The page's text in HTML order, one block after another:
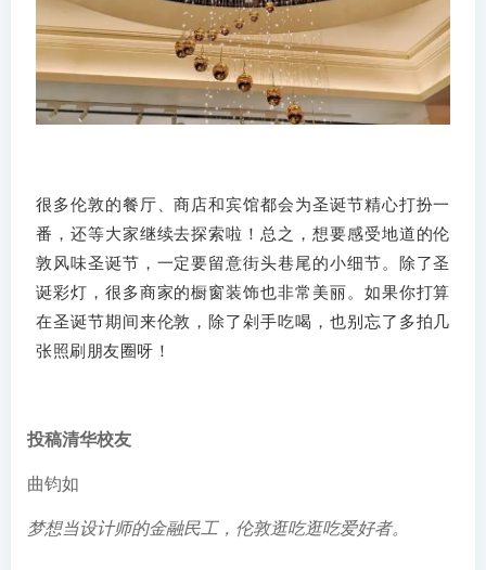
很多伦敦的餐厅、商店和宾馆都会为圣诞节精心打扮一
番，还等大家继续去探索啦！总之，想要感受地道的伦
敦风味圣诞节，一定要留意街头巷尾的小细节。除了圣
诞彩灯，很多商家的橱窗装饰也非常美丽。如果你打算
在圣诞节期间来伦敦，除了剁手吃喝，也别忘了多拍几
张照刷朋友圈呀！
投稿清华校友
曲钧如
梦想当设计师的金融民工，伦敦逛吃逛吃爱好者。